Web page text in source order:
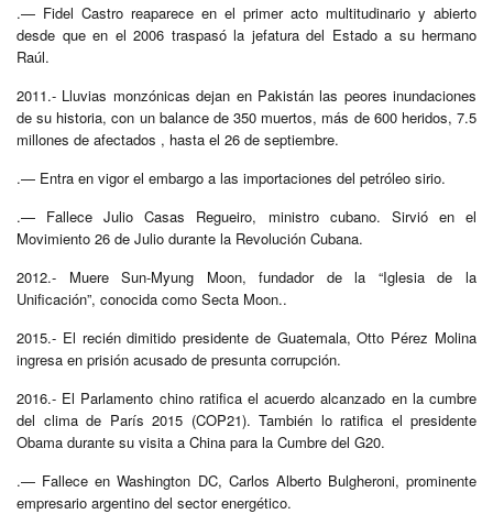
.— Fidel Castro reaparece en el primer acto multitudinario y abierto
desde que en el 2006 traspasó la jefatura del Estado a su hermano
Raúl.
2011.- Lluvias monzónicas dejan en Pakistán las peores inundaciones
de su historia, con un balance de 350 muertos, más de 600 heridos, 7.5
millones de afectados , hasta el 26 de septiembre.
.— Entra en vigor el embargo a las importaciones del petróleo sirio.
.— Fallece Julio Casas Regueiro, ministro cubano. Sirvió en el
Movimiento 26 de Julio durante la Revolución Cubana.
2012.- Muere Sun-Myung Moon, fundador de la “Iglesia de la
Unificación”, conocida como Secta Moon..
2015.- El recién dimitido presidente de Guatemala, Otto Pérez Molina
ingresa en prisión acusado de presunta corrupción.
2016.- El Parlamento chino ratifica el acuerdo alcanzado en la cumbre
del clima de París 2015 (COP21). También lo ratifica el presidente
Obama durante su visita a China para la Cumbre del G20.
.— Fallece en Washington DC, Carlos Alberto Bulgheroni, prominente
empresario argentino del sector energético.